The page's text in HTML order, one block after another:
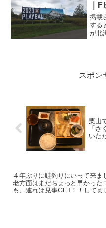
｜
掲載
する
が北
スポン
栗山
「さ
いた
４年ぶりに鮭釣りにいって来ま
老方面はまだちょっと早かった
も、連れは見事GET！！してま